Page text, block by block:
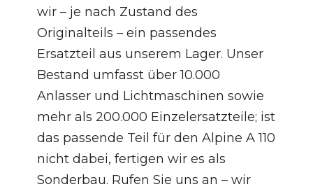
wir – je nach Zustand des
Originalteils – ein passendes
Ersatzteil aus unserem Lager. Unser
Bestand umfasst über 10.000
Anlasser und Lichtmaschinen sowie
mehr als 200.000 Einzelersatzteile; ist
das passende Teil für den Alpine A 110
nicht dabei, fertigen wir es als
Sonderbau. Rufen Sie uns an – wir